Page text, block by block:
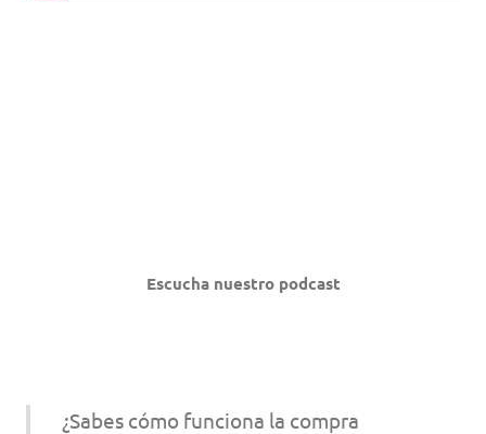
Escucha nuestro podcast
¿Sabes cómo funciona la compra